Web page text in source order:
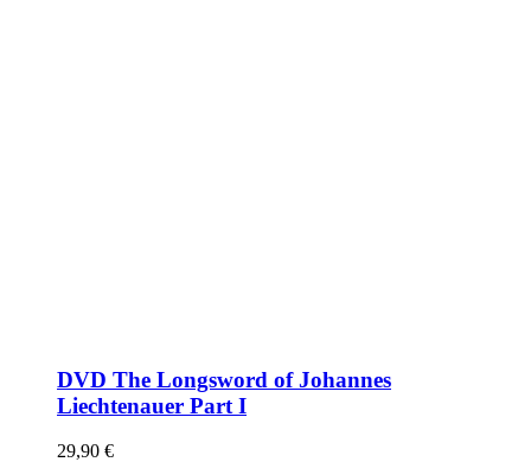
DVD The Longsword of Johannes
Liechtenauer Part I
29,90 €